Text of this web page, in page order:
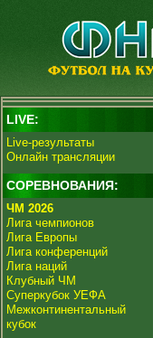
LIVE:
Live-результаты
Онлайн трансляции
СОРЕВНОВАНИЯ:
ЧМ 2026
Лига чемпионов
Лига Европы
Лига конференций
Лига наций
Клубный ЧМ
Суперкубок УЕФА
Межконтинентальный
кубок